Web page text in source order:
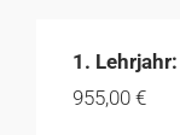
1. Lehrjahr:
955,00 €